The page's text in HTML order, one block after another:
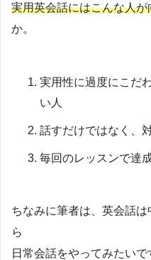
実用英会話にはこんな人が
か。
実用性に過度にこだ
い人
話すだけではなく、
毎回のレッスンで達
ちなみに筆者は、英会話
ら
日常会話をやってみたいで